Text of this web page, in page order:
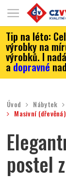
Tip na léto:
výrobky na
výrobků. I
adopravné
Úvod Nábytek
Masivní
postel